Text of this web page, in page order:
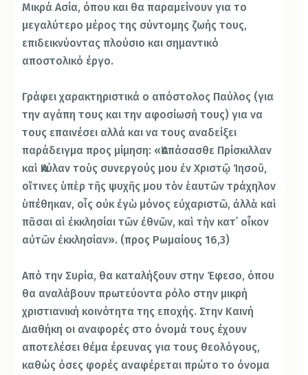
Μικρά Ασία, όπου και θα παραμείνουν για το
μεγαλύτερο μέρος της σύντομης ζωής τους,
επιδεικνύοντας πλούσιο και σημαντικό
αποστολικό έργο.
Γράφει χαρακτηριστικά ο απόστολος Παύλος (για
την αγάπη τους και την αφοσίωσή τους) για να
τους επαινέσει αλλά και να τους αναδείξει
παράδειγμα προς μίμηση: «Ἀσπάσασθε Πρίσκιλλαν
καὶ Ἀκύλαν τοὺς συνεργούς μου ἐν Χριστῷ Ἰησοῦ,
οἵτινες ὑπὲρ τῆς ψυχῆς μου τὸν ἑαυτῶν τράχηλον
ὑπέθηκαν, οἷς οὐκ ἐγὼ μόνος εὐχαριστῶ, ἀλλὰ καὶ
πᾶσαι αἱ ἐκκλησίαι τῶν ἐθνῶν, καὶ τὴν κατ᾿ οἶκον
αὐτῶν ἐκκλησίαν». (προς Ρωμαίους 16,3)
Από την Συρία, θα καταλήξουν στην Έφεσο, όπου
θα αναλάβουν πρωτεύοντα ρόλο στην μικρή
χριστιανική κοινότητα της εποχής. Στην Καινή
Διαθήκη οι αναφορές στο όνομά τους έχουν
αποτελέσει θέμα έρευνας για τους θεολόγους,
καθώς όσες φορές αναφέρεται πρώτο το όνομα